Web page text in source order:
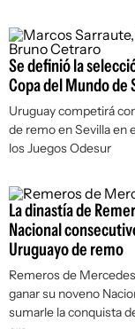
Se definió la
Copa del Mundo de
Uruguay competirá
de remo en Sevilla en
los Juegos Odesur
La dinastía de
Nacional
Uruguayo de remo
Remeros de
ganar su noveno
sumarle la conquista